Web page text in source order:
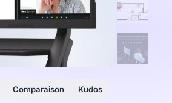
Comparaison Kudos